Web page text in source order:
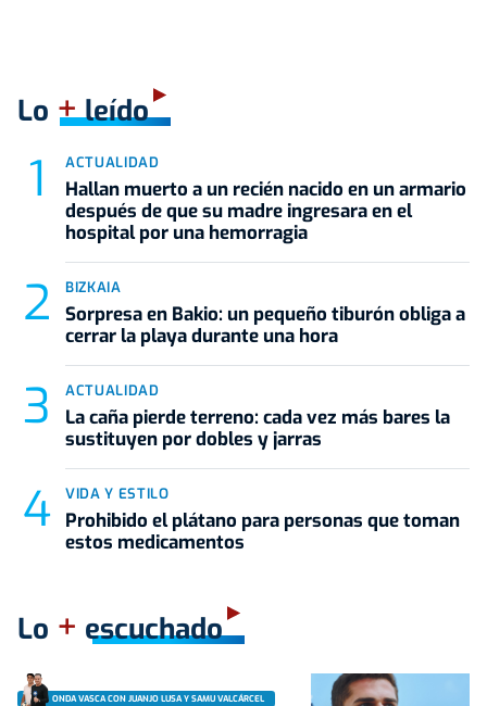
Lo +leído
ACTUALIDAD
Hallan muerto a un recién nacido en un armario
después de que su madre ingresara en el
hospital por una hemorragia
BIZKAIA
Sorpresa en Bakio: un pequeño tiburón obliga a
cerrar la playa durante una hora
ACTUALIDAD
La caña pierde terreno: cada vez más bares la
sustituyen por dobles y jarras
VIDA Y ESTILO
Prohibido el plátano para personas que toman
estos medicamentos
Lo + escuchado
ONDA VASCA CON JUANJO LUSA Y SAMU VALCÁRCEL